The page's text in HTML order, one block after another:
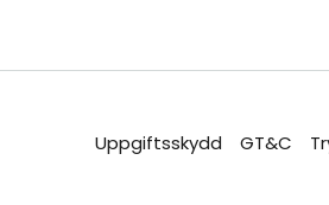
Uppgiftsskydd GT&C